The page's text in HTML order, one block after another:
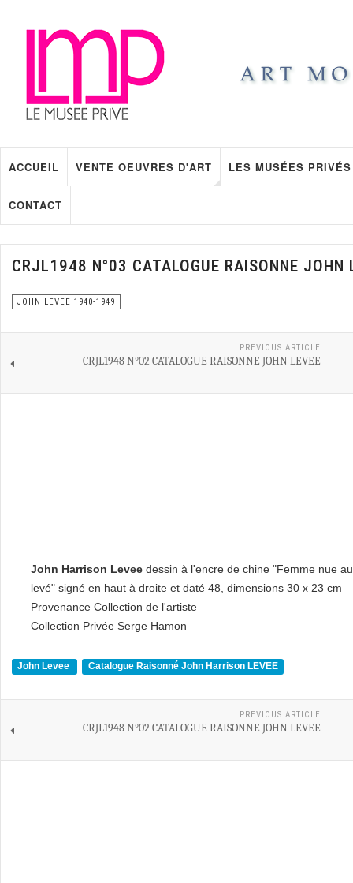
ACCUEIL VENTE OEUVRES D'ART LES MUSÉES PRIVÉS
CONTACT
CRJL1948 N°03 CATALOGUE RAISONNE JOHN
JOHN LEVEE 1940-1949
PREVIOUS ARTICLE
CRJL1948 N°02 CATALOGUE RAISONNE JOHN LEVEE
John Harrison Levee dessin à l'encre de chine "Femme nue
levé" signé en haut à droite et daté 48, dimensions 30 x 23 cm
Provenance Collection de l'artiste
Collection Privée Serge Hamon
John Levee Catalogue Raisonné John Harrison LEVEE
PREVIOUS ARTICLE
CRJL1948 N°02 CATALOGUE RAISONNE JOHN LEVEE